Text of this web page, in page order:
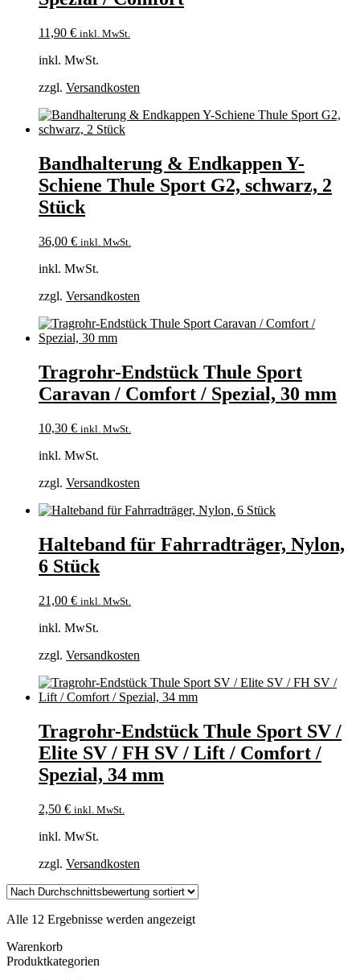
11,90 € inkl. MwSt.
inkl. MwSt.
zzgl. Versandkosten
Bandhalterung & Endkappen Y-
Schiene Thule Sport G2, schwarz, 2
Stück
36,00 € inkl. MwSt.
inkl. MwSt.
zzgl. Versandkosten
Tragrohr-Endstück Thule Sport
Caravan / Comfort / Spezial, 30 mm
10,30 € inkl. MwSt.
inkl. MwSt.
zzgl. Versandkosten
Halteband für Fahrradträger, Nylon,
6 Stück
21,00 € inkl. MwSt.
inkl. MwSt.
zzgl. Versandkosten
Tragrohr-Endstück Thule Sport SV /
Elite SV / FH SV / Lift / Comfort /
Spezial, 34 mm
2,50 € inkl. MwSt.
inkl. MwSt.
zzgl. Versandkosten
Alle 12 Ergebnisse werden angezeigtNach
Warenkorb
Produktkategorien